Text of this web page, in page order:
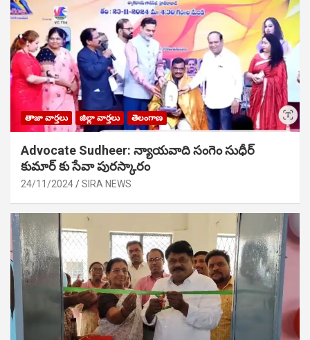
తాజా వార్తలు జిల్లా వార్తలు తెలంగాణ
Advocate Sudheer: న్యాయవాది సంగెం సుధీర్
కుమార్ కు సేవా పురస్కారం
24/11/2024 SIRA NEWS